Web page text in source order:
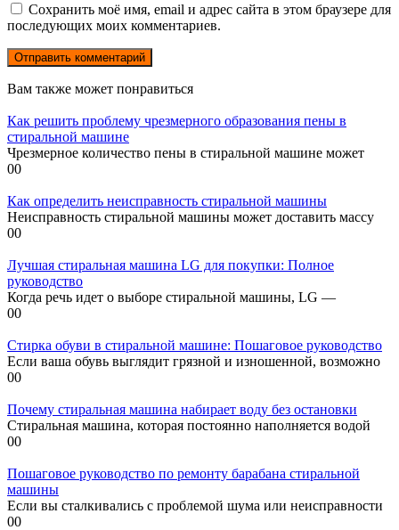
Сохранить моё имя, email и адрес сайта в этом браузере для
последующих моих комментариев.
Вам также может понравиться
Как решить проблему чрезмерного образования пены в
стиральной машине
Чрезмерное количество пены в стиральной машине может
00
Как определить неисправность стиральной машины
Неисправность стиральной машины может доставить массу
00
Лучшая стиральная машина LG для покупки: Полное
руководство
Когда речь идет о выборе стиральной машины, LG —
00
Стирка обуви в стиральной машине: Пошаговое руководство
Если ваша обувь выглядит грязной и изношенной, возможно
00
Почему стиральная машина набирает воду без остановки
Стиральная машина, которая постоянно наполняется водой
00
Пошаговое руководство по ремонту барабана стиральной
машины
Если вы сталкивались с проблемой шума или неисправности
00